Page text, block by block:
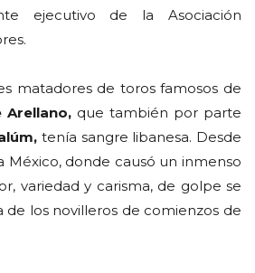
ejecutivo de la Asociación
matadores de toros famosos de
Arellano, que también por parte
tenía sangre libanesa. Desde
México, donde causó un inmenso
variedad y carisma, de golpe se
de los novilleros de comienzos de